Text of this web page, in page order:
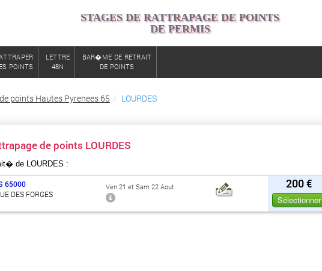
STAGES DE RATTRAPAGE DE POINTS
DE PERMIS
POINTS
LETTRE
48N
BAR�ME DE RETRAIT
DE POINTS
points Hautes Pyrenees 65 LOURDES
de points LOURDES
de LOURDES :
200 €
Sélectionner
65000
DES FORGES
Ven 21 et Sam 22 Aout